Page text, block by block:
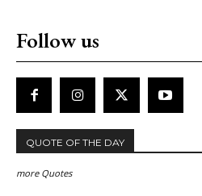
Follow us
QUOTE OF THE DAY
more Quotes